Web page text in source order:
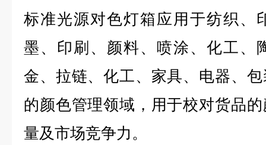
标准光源对色灯箱应用于纺织、
墨、印刷、颜料、喷涂、化工、
金、拉链、化工、家具、电器、
的颜色管理领域，用于校对货品
量及市场竞争力。